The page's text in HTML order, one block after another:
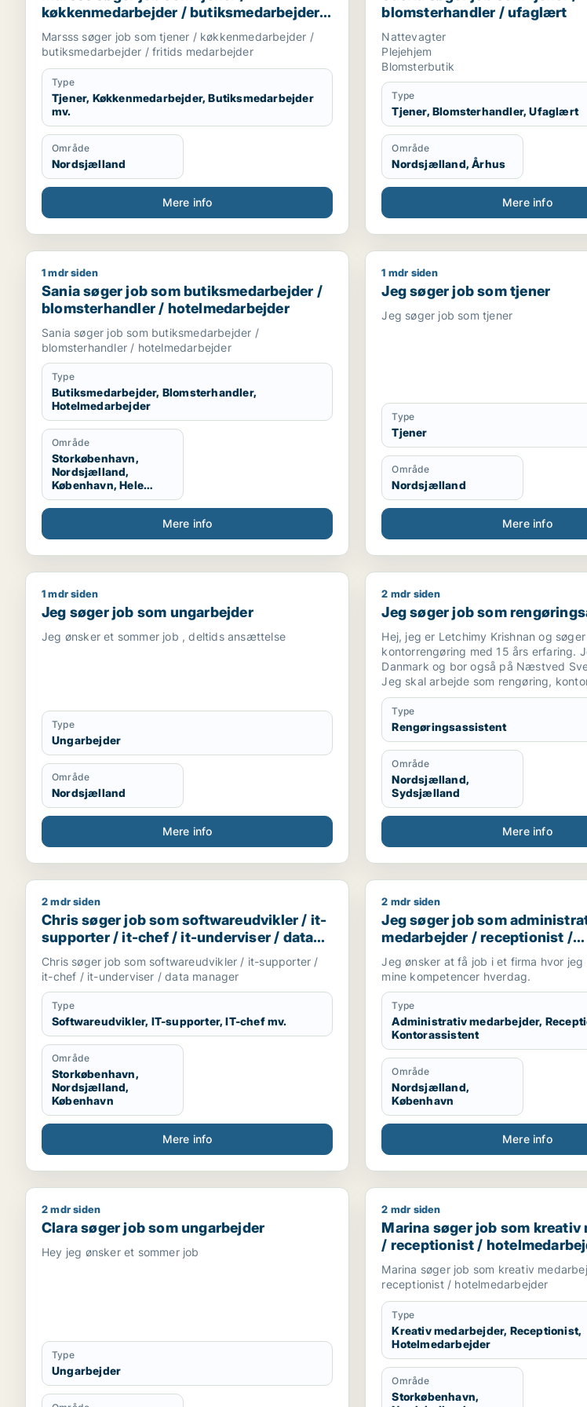
køkkenmedarbejder / butiksmedarbejder /
fritids medarbejder
Marsss søger job som tjener / køkkenmedarbejder /
butiksmedarbejder / fritids medarbejder
Type
Tjener, Køkkenmedarbejder, Butiksmedarbejder
mv.
Område
Nordsjælland
Mere info
blomsterhandler / ufaglært
Nattevagter
Plejehjem
Blomsterbutik
Type
Tjener, Blomsterhandler, Ufaglært
Område
Nordsjælland, Århus
Mere info
Sania søger job som butiksmedarbejder / blomsterhandler / hotelmedarbejder
1 mdr siden
Sania søger job som butiksmedarbejder /
blomsterhandler / hotelmedarbejder
Sania søger job som butiksmedarbejder /
blomsterhandler / hotelmedarbejder
Type
Butiksmedarbejder, Blomsterhandler,
Hotelmedarbejder
Område
Storkøbenhavn,
Nordsjælland,
København, Hele
Sjælland
Mere info
Jeg søger job som tjener
1 mdr siden
Jeg søger job som tjener
Jeg søger job som tjener
Type
Tjener
Område
Nordsjælland
Mere info
Jeg søger job som ungarbejder
1 mdr siden
Jeg søger job som ungarbejder
Jeg ønsker et sommer job , deltids ansættelse
Type
Ungarbejder
Område
Nordsjælland
Mere info
Jeg søger job som
2 mdr siden
Jeg søger job som
Hej, jeg er Letchimy Krishnan og søger
kontorrengøring med 15 års erfaring.
Danmark og bor også på Næstved
Jeg skal arbejde som rengøring,
mig det vide, jeg søger
vide, mit kontaktnummer er [xxxxx] .
kontorrengøring eller bankrengøring til
Type
Rengøringsassistent
Område
Nordsjælland,
Sydsjælland
Mere info
Chris søger job som softwareudvikler / it-supporter / it-chef / it-underviser / data
2 mdr siden
Chris søger job som softwareudvikler / it-
supporter / it-chef / it-underviser / data
manager
Chris søger job som softwareudvikler / it-supporter /
it-chef / it-underviser / data manager
Type
Softwareudvikler, IT-supporter, IT-chef mv.
Område
Storkøbenhavn,
Nordsjælland,
København
Mere info
Jeg søger job som administrativ
2 mdr siden
Jeg søger job som
medarbejder / receptionist /
kontorassistent
Jeg ønsker at få job i et firma hvor jeg
mine kompetencer hverdag.
Type
Administrativ medarbejder,
Kontorassistent
Område
Nordsjælland,
København
Mere info
Clara søger job som ungarbejder
2 mdr siden
Clara søger job som ungarbejder
Hey jeg ønsker et sommer job
Type
Ungarbejder
Marina søger job som kreativ
2 mdr siden
Marina søger job som kreativ
/ receptionist /
Marina søger job som kreativ
receptionist / hotelmedarbejder
Type
Kreativ medarbejder, Receptionist,
Hotelmedarbejder
Område
Storkøbenhavn,